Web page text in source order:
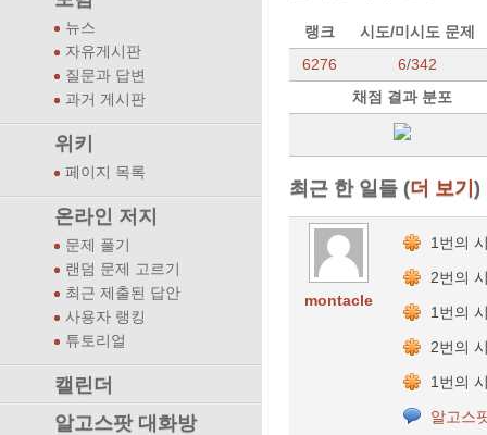
뉴스
자유게시판
질문과 답변
과거 게시판
위키
페이지 목록
온라인 저지
문제 풀기
랜덤 문제 고르기
최근 제출된 답안
사용자 랭킹
튜토리얼
캘린더
알고스팟 대화방
랭크
시도/미시도 문제
6276
6/342
채점 결과 분포
최근 한 일들 (더 보기)
montacle
1번의
2번의
1번의
2번의
1번의
알고스